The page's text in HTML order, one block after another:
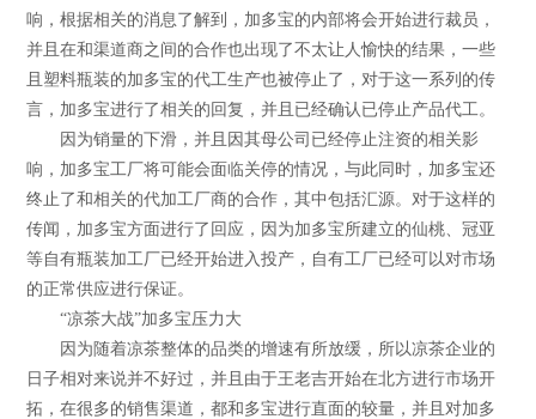
响，根据相关的消息了解到，加多宝的内部将会开始进行裁员，
并且在和渠道商之间的合作也出现了不太让人愉快的结果，一些
且塑料瓶装的加多宝的代工生产也被停止了，对于这一系列的传
言，加多宝进行了相关的回复，并且已经确认已停止产品代工。
因为销量的下滑，并且因其母公司已经停止注资的相关影
响，加多宝工厂将可能会面临关停的情况，与此同时，加多宝还
终止了和相关的代加工厂商的合作，其中包括汇源。对于这样的
传闻，加多宝方面进行了回应，因为加多宝所建立的仙桃、冠亚
等自有瓶装加工厂已经开始进入投产，自有工厂已经可以对市场
的正常供应进行保证。
“凉茶大战”加多宝压力大
因为随着凉茶整体的品类的增速有所放缓，所以凉茶企业的
日子相对来说并不好过，并且由于王老吉开始在北方进行市场开
拓，在很多的销售渠道，都和多宝进行直面的较量，并且对加多